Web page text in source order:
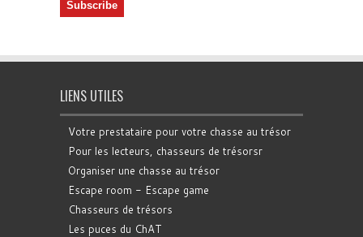
LIENS UTILES
Votre prestataire pour votre chasse au trésor
Pour les lecteurs, chasseurs de trésorsr
Organiser une chasse au trésor
Escape room - Escape game
Chasseurs de trésors
Les puces du ChAT